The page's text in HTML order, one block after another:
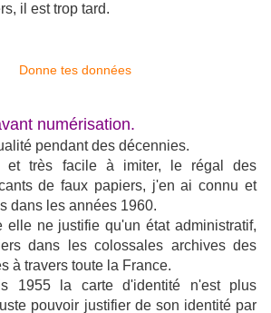
il est trop tard.
numérisation.
pendant des décennies.
et très facile à imiter, le régal des
de faux papiers, j'en ai connu et
dans les années 1960.
elle ne justifie qu'un état administratif,
dans les colossales archives des
à travers toute la France.
1955 la carte d'identité n'est plus
pouvoir justifier de son identité par